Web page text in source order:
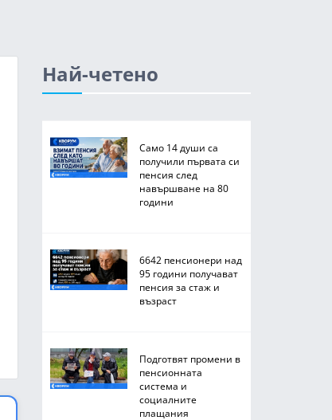
Най-четено
Само 14 души са
получили първата си
пенсия след
навършване на 80
години
6642 пенсионери над
95 години получават
пенсия за стаж и
възраст
Подготвят промени в
пенсионната
система и
социалните
плащания